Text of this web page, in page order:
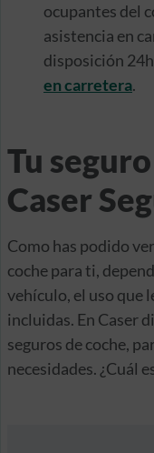
ocupantes del
asistencia en
disposición
en carretera.
Tu
Caser
Como has podido
coche para ti,
vehículo, el uso que
incluidas. En Caser
seguros de coche,
necesidades. ¿Cuál